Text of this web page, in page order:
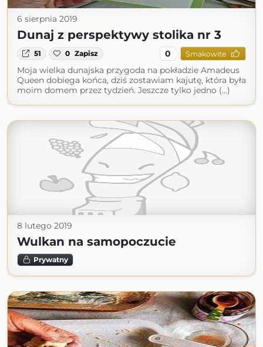
6 sierpnia 2019
Dunaj z perspektywy stolika nr 3
51 0 Zapisz 0 Smakowite
Moja wielka dunajska przygoda na pokładzie Amadeus
Queen dobiega końca, dziś zostawiam kajutę, która była
moim domem przez tydzień. Jeszcze tylko jedno (...)
8 lutego 2019
Wulkan na samopoczucie
Prywatny